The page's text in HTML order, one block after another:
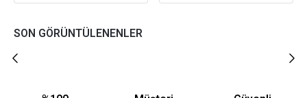
SON GÖRÜNTÜLENENLER